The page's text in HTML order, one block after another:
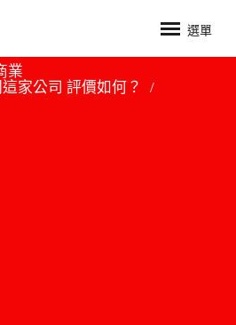
選單
業
家公司 評價如何？